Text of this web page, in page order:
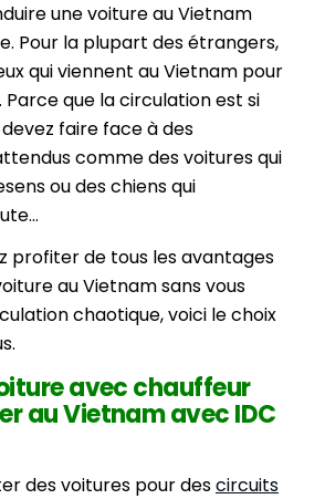
une voiture au Vietnam
Pour la plupart des étrangers,
qui viennent au Vietnam pour
que la circulation est si
faire face à des
comme des voitures qui
ou des chiens qui
profiter de tous les avantages
au Vietnam sans vous
chaotique, voici le choix
avec chauffeur
au Vietnam avec IDC
des voitures pour descircuits